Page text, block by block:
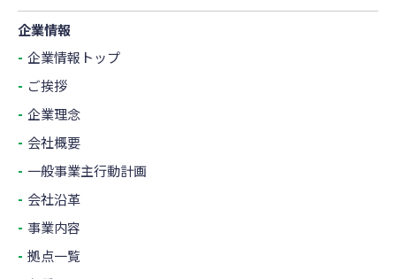
企業情報
企業情報トップ
ご挨拶
企業理念
会社概要
一般事業主行動計画
会社沿革
事業内容
拠点一覧